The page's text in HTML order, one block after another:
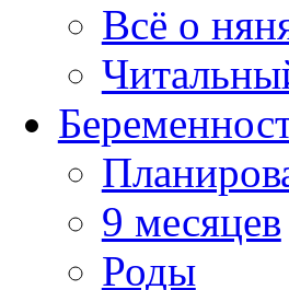
Всё о
9 месяцев
Роды